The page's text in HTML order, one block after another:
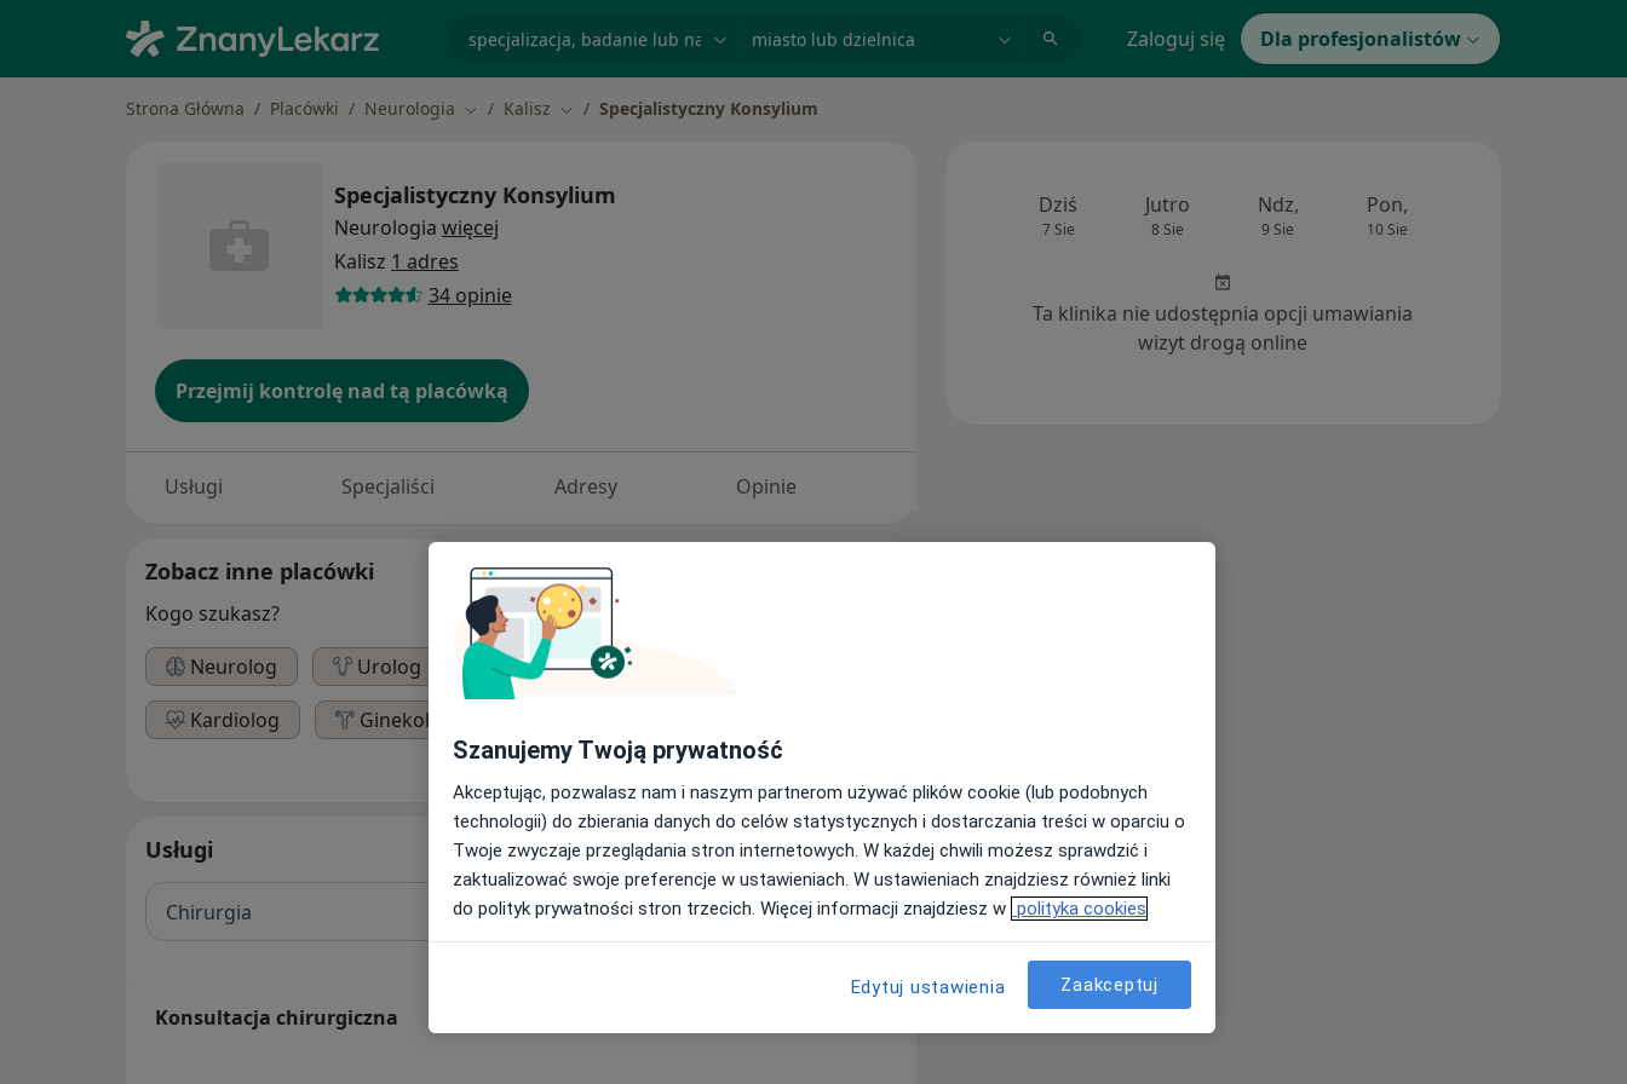
Zaloguj się Dla profesjonalistów
Strona Główna Placówki Neurologia Zmień miasto
Kalisz Zmień miasto
Specjalistyczny Konsylium
Specjalistyczny Konsylium
Neurologia więcej
Kalisz 1 adres
34 opinie
Przejmij kontrolę nad tą placówką
Usługi Specjaliści Adresy Opinie
Zobacz inne placówki
Kogo szukasz?
Neurolog
Urolog Chirurg
Kardiolog
Ginekolog
Szukaj innej specjalizacji
Usługi
Chirurgia
Konsultacja chirurgiczna
Dziś
7 Sie
Jutro
8 Sie
Ndz,
9 Sie
Pon,
10 Sie
Ta klinika nie udostępnia opcji umawiania
wizyt drogą online
Szanujemy Twoją prywatność
Akceptując, pozwalasz nam i naszym partnerom używać plików cookie (lub podobnych
technologii) do zbierania danych do celów statystycznych i dostarczania treści w oparciu o
Twoje zwyczaje przeglądania stron internetowych. W każdej chwili możesz sprawdzić i
zaktualizować swoje preferencje w ustawieniach. W ustawieniach znajdziesz również linki
do polityk prywatności stron trzecich. Więcej informacji znajdziesz w polityka cookies
Edytuj ustawienia Zaakceptuj